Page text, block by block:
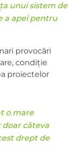
unui sistem de
a apei pentru
provocări
condiție
proiectelor
o mare
doar câteva
drept de